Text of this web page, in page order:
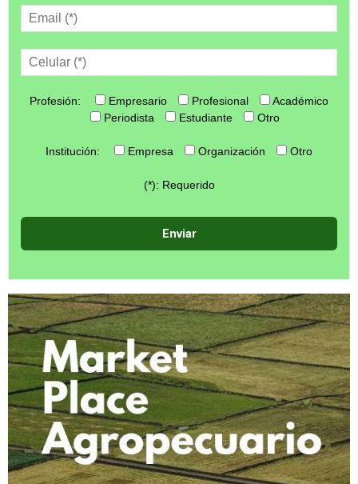
Profesión: Empresario Profesional
Académico
Periodista
Estudiante Otro
Institución: Empresa Organización Otro
(*): Requerido